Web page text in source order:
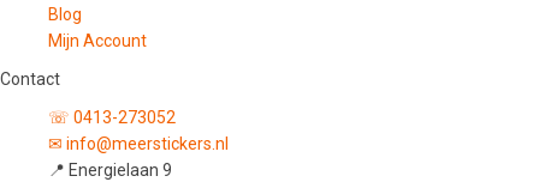
Blog
Mijn Account
Contact
☏ 0413-273052
✉ info@meerstickers.nl
📍 Energielaan 9